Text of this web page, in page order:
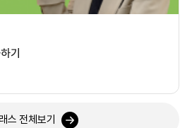
기
스 전체보기